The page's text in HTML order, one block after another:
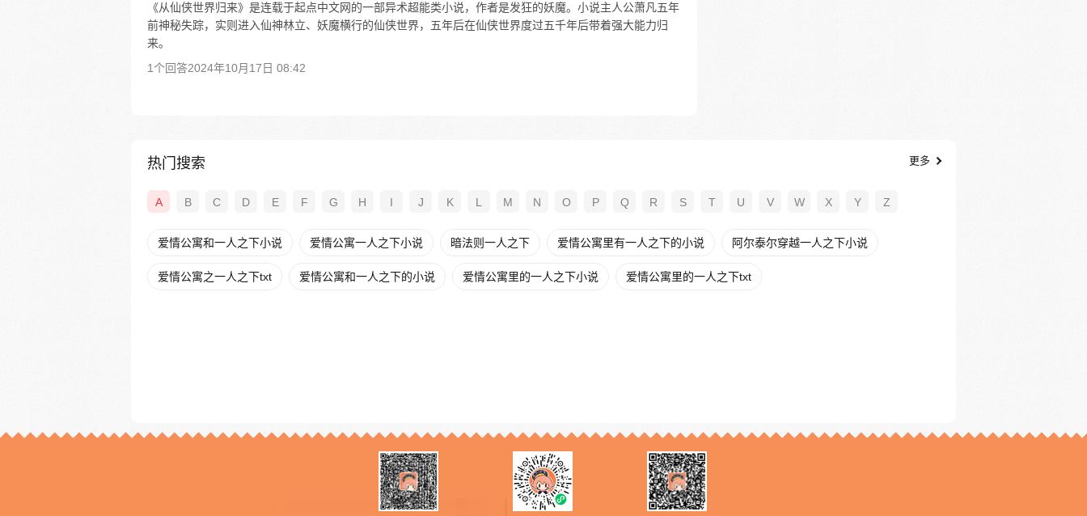
《从仙侠世界归来》是连载于起点中文网的一部异术超能类小说，作者是发狂的妖魔。小说主人公萧凡五年
前神秘失踪，实则进入仙神林立、妖魔横行的仙侠世界，五年后在仙侠世界度过五千年后带着强大能力归
来。
1个回答2024年10月17日 08:42
热门搜索 更多
A B C D E F G H I J K L M N O P Q R S T U V W X Y Z
爱情公寓和一人之下小说 爱情公寓一人之下小说 暗法则一人之下 爱情公寓里有一人之下的小说 阿尔泰尔穿越一人之下小说
爱情公寓之一人之下txt 爱情公寓和一人之下的小说 爱情公寓里的一人之下小说 爱情公寓里的一人之下txt